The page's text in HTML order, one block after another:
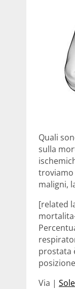
Quali
sulla
troviamo
maligni,
[related
prostata
Via |